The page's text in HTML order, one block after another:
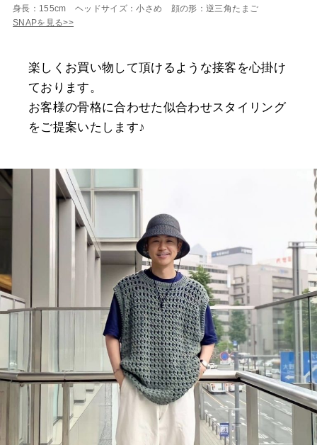
身長：155cm ヘッドサイズ：小さめ 顔の形：逆三角たまご
SNAPを見る>>
楽しくお買い物して頂けるような接客を心掛け
ております。
お客様の骨格に合わせた似合わせスタイリング
をご提案いたします♪